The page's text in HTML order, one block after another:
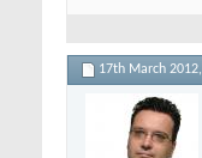
17th March 2012,